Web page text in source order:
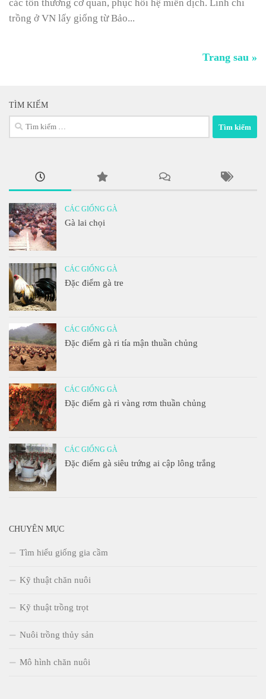
các tổn thương cơ quan, phục hồi hệ miễn dịch. Linh chi
trồng ở VN lấy giống từ Bảo...
Trang sau »
TÌM KIẾM
Tìm
kiếm
CÁC GIỐNG GÀ
Gà lai chọi
CÁC GIỐNG GÀ
Đặc điểm gà tre
CÁC GIỐNG GÀ
Đặc điểm gà ri tía mận thuần chủng
CÁC GIỐNG GÀ
Đặc điểm gà ri vàng rơm thuần chủng
CÁC GIỐNG GÀ
Đặc điểm gà siêu trứng ai cập lông trắng
CHUYÊN MỤC
Tìm hiểu giống gia cầm
Kỹ thuật chăn nuôi
Kỹ thuật trồng trọt
Nuôi trồng thủy sản
Mô hình chăn nuôi